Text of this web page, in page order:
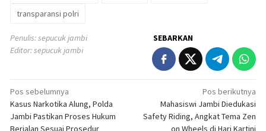
transparansi polri
Penulis: sepucuk jambi
Editor: sepucuk jambi
SEBARKAN
Navigasi
pos
Pos sebelumnya
Kasus Narkotika Alung, Polda
Jambi Pastikan Proses Hukum
Berjalan Sesuai Prosedur
Pos berikutnya
Mahasiswi Jambi Diedukasi
Safety Riding, Angkat Tema Zen
on Wheels di Hari Kartini